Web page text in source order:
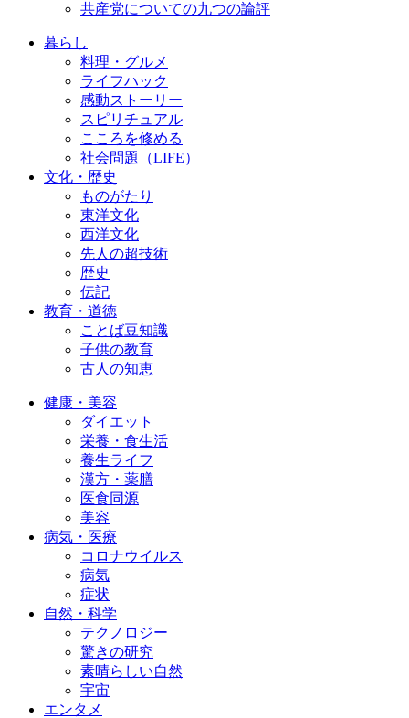
共産党についての九つの論評
暮らし
料理・グルメ
ライフハック
感動ストーリー
スピリチュアル
こころを修める
社会問題（LIFE）
文化・歴史
ものがたり
東洋文化
西洋文化
先人の超技術
歴史
伝記
教育・道徳
ことば豆知識
子供の教育
古人の知恵
健康・美容
ダイエット
栄養・食生活
養生ライフ
漢方・薬膳
医食同源
美容
病気・医療
コロナウイルス
病気
症状
自然・科学
テクノロジー
驚きの研究
素晴らしい自然
宇宙
エンタメ